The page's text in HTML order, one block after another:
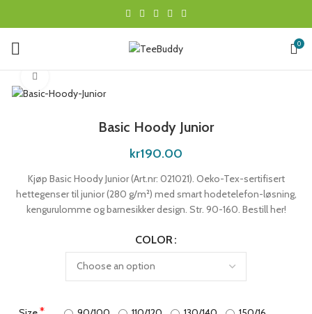
0
Basic Hoody Junior
kr190.00
Kjøp Basic Hoody Junior (Art.nr: 021021). Oeko-Tex-sertifisert
hettegenser til junior (280 g/m²) med smart hodetelefon-løsning,
kengurulomme og barnesikker design. Str. 90-160. Bestill her!
COLOR
*